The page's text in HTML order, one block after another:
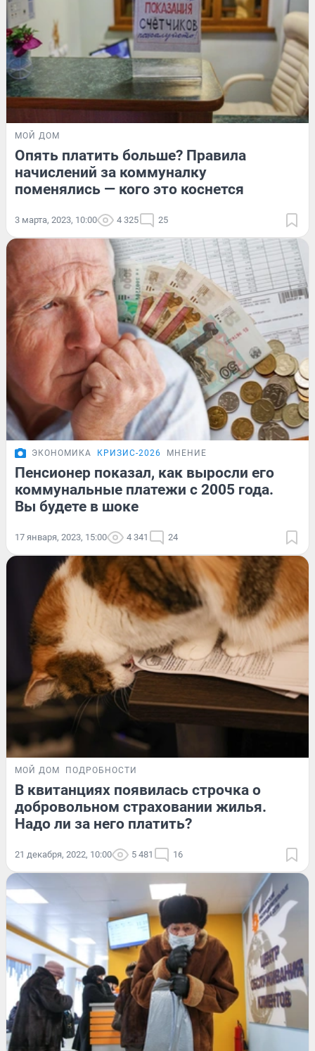
МОЙ ДОМ
Опять платить больше? Правила
начислений за коммуналку
поменялись — кого это коснется
3 марта, 2023, 10:00 4 325 25
ЭКОНОМИКА КРИЗИС-2026 МНЕНИЕ
Пенсионер показал, как выросли его
коммунальные платежи с 2005 года.
Вы будете в шоке
17 января, 2023, 15:00 4 341 24
МОЙ ДОМ ПОДРОБНОСТИ
В квитанциях появилась строчка о
добровольном страховании жилья.
Надо ли за него платить?
21 декабря, 2022, 10:00 5 481 16